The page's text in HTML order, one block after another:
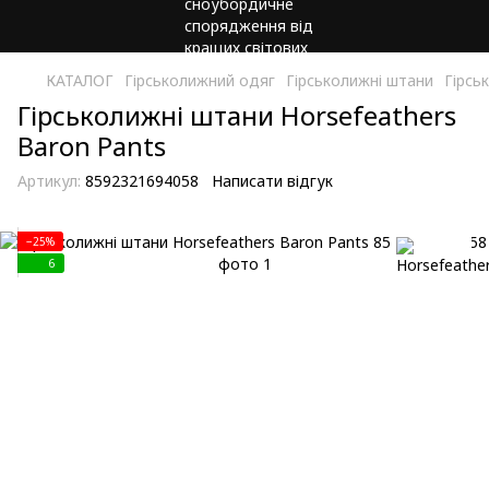
КАТАЛОГ Гірськолижний одяг Гірськолижні штани
Гірськолижні штани Horsefeathers
Baron Pants
Артикул: 8592321694058 Написати відгук
−25%
6